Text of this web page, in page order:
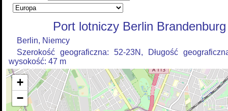
Port lotniczy Berlin Brandenburg
Berlin, Niemcy
Szerokość geograficzna: 52-23N, Długość
wysokość: 47 m
+
−